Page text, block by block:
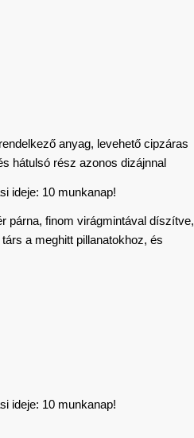
anyag, levehető cipzáras
hátulsó rész azonos dizájnnal
ideje: 10 munkanap!
párna, finom virágmintával díszítve,
a meghitt pillanatokhoz, és
ideje: 10 munkanap!